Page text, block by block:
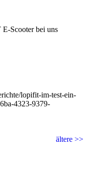
Scooter bei uns
lopifit-im-test-ein-
4323-9379-
ältere >>